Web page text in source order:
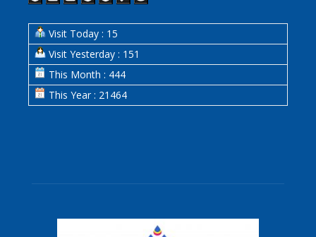
Visit Today : 15
Visit Yesterday : 151
This Month : 444
This Year : 21464